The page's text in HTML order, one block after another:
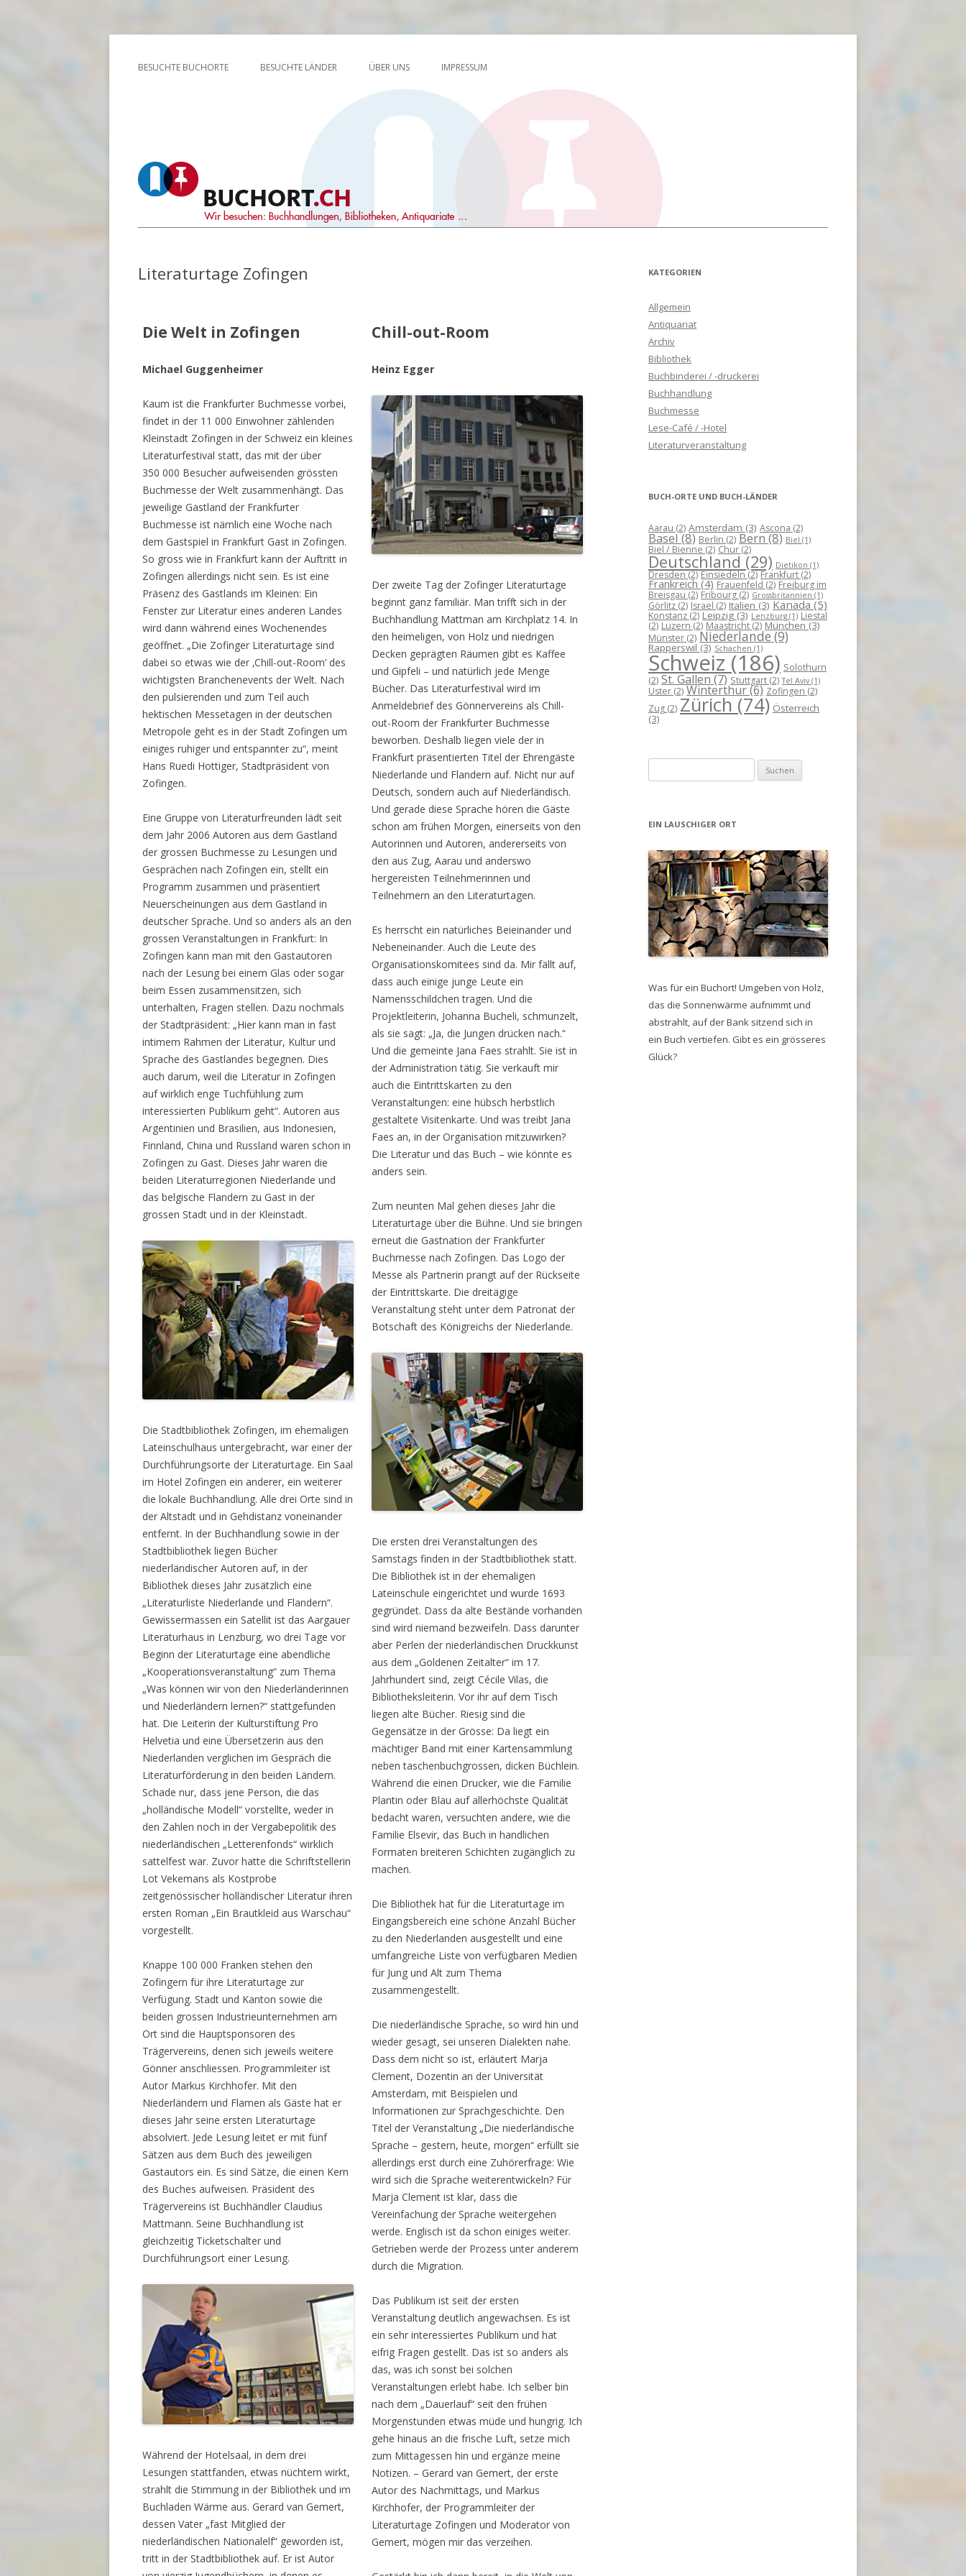
Buchort
Wir besuchen: Buchhandlungen, Bibliotheken, Antiquariate …
BESUCHTE BUCHORTE BESUCHTE LÄNDER ÜBER UNS IMPRESSUM
Literaturtage Zofingen
Die Welt in Zofingen
Michael Guggenheimer
Kaum ist die Frankfurter Buchmesse vorbei,
findet in der 11 000 Einwohner zählenden
Kleinstadt Zofingen in der Schweiz ein kleines
Literaturfestival statt, das mit der über
350 000 Besucher aufweisenden grössten
Buchmesse der Welt zusammenhängt. Das
jeweilige Gastland der Frankfurter
Buchmesse ist nämlich eine Woche nach
dem Gastspiel in Frankfurt Gast in Zofingen.
So gross wie in Frankfurt kann der Auftritt in
Zofingen allerdings nicht sein. Es ist eine
Präsenz des Gastlands im Kleinen: Ein
Fenster zur Literatur eines anderen Landes
wird dann während eines Wochenendes
geöffnet. „Die Zofinger Literaturtage sind
dabei so etwas wie der ‚Chill-out-Room’ des
wichtigsten Branchenevents der Welt. Nach
den pulsierenden und zum Teil auch
hektischen Messetagen in der deutschen
Metropole geht es in der Stadt Zofingen um
einiges ruhiger und entspannter zu“, meint
Hans Ruedi Hottiger, Stadtpräsident von
Zofingen.
Eine Gruppe von Literaturfreunden lädt seit
dem Jahr 2006 Autoren aus dem Gastland
der grossen Buchmesse zu Lesungen und
Gesprächen nach Zofingen ein, stellt ein
Programm zusammen und präsentiert
Neuerscheinungen aus dem Gastland in
deutscher Sprache. Und so anders als an den
grossen Veranstaltungen in Frankfurt: In
Zofingen kann man mit den Gastautoren
nach der Lesung bei einem Glas oder sogar
beim Essen zusammensitzen, sich
unterhalten, Fragen stellen. Dazu nochmals
der Stadtpräsident: „Hier kann man in fast
intimem Rahmen der Literatur, Kultur und
Sprache des Gastlandes begegnen. Dies
auch darum, weil die Literatur in Zofingen
auf wirklich enge Tuchfühlung zum
interessierten Publikum geht“. Autoren aus
Argentinien und Brasilien, aus Indonesien,
Finnland, China und Russland waren schon in
Zofingen zu Gast. Dieses Jahr waren die
beiden Literaturregionen Niederlande und
das belgische Flandern zu Gast in der
grossen Stadt und in der Kleinstadt.
Die Stadtbibliothek Zofingen, im ehemaligen
Lateinschulhaus untergebracht, war einer der
Durchführungsorte der Literaturtage. Ein Saal
im Hotel Zofingen ein anderer, ein weiterer
die lokale Buchhandlung. Alle drei Orte sind in
der Altstadt und in Gehdistanz voneinander
entfernt. In der Buchhandlung sowie in der
Stadtbibliothek liegen Bücher
niederländischer Autoren auf, in der
Bibliothek dieses Jahr zusätzlich eine
„Literaturliste Niederlande und Flandern“.
Gewissermassen ein Satellit ist das Aargauer
Literaturhaus in Lenzburg, wo drei Tage vor
Beginn der Literaturtage eine abendliche
„Kooperationsveranstaltung“ zum Thema
„Was können wir von den Niederländerinnen
und Niederländern lernen?“ stattgefunden
hat. Die Leiterin der Kulturstiftung Pro
Helvetia und eine Übersetzerin aus den
Niederlanden verglichen im Gespräch die
Literaturförderung in den beiden Ländern.
Schade nur, dass jene Person, die das
„holländische Modell“ vorstellte, weder in
den Zahlen noch in der Vergabepolitik des
niederländischen „Letterenfonds“ wirklich
sattelfest war. Zuvor hatte die Schriftstellerin
Lot Vekemans als Kostprobe
zeitgenössischer holländischer Literatur ihren
ersten Roman „Ein Brautkleid aus Warschau“
vorgestellt.
Knappe 100 000 Franken stehen den
Zofingern für ihre Literaturtage zur
Verfügung. Stadt und Kanton sowie die
beiden grossen Industrieunternehmen am
Ort sind die Hauptsponsoren des
Trägervereins, denen sich jeweils weitere
Gönner anschliessen. Programmleiter ist
Autor Markus Kirchhofer. Mit den
Niederländern und Flamen als Gäste hat er
dieses Jahr seine ersten Literaturtage
absolviert. Jede Lesung leitet er mit fünf
Sätzen aus dem Buch des jeweiligen
Gastautors ein. Es sind Sätze, die einen Kern
des Buches aufweisen. Präsident des
Trägervereins ist Buchhändler Claudius
Mattmann. Seine Buchhandlung ist
gleichzeitig Ticketschalter und
Durchführungsort einer Lesung.
Während der Hotelsaal, in dem drei
Lesungen stattfanden, etwas nüchtern wirkt,
strahlt die Stimmung in der Bibliothek und im
Buchladen Wärme aus. Gerard van Gemert,
dessen Vater „fast Mitglied der
niederländischen Nationalelf“ geworden ist,
tritt in der Stadtbibliothek auf. Er ist Autor
Chill-out-Room
Heinz Egger
Der zweite Tag der Zofinger Literaturtage
beginnt ganz familiär. Man trifft sich in der
Buchhandlung Mattman am Kirchplatz 14. In
den heimeligen, von Holz und niedrigen
Decken geprägten Räumen gibt es Kaffee
und Gipfeli – und natürlich jede Menge
Bücher. Das Literaturfestival wird im
Anmeldebrief des Gönnervereins als Chill-
out-Room der Frankfurter Buchmesse
beworben. Deshalb liegen viele der in
Frankfurt präsentierten Titel der Ehrengäste
Niederlande und Flandern auf. Nicht nur auf
Deutsch, sondern auch auf Niederländisch.
Und gerade diese Sprache hören die Gäste
schon am frühen Morgen, einerseits von den
Autorinnen und Autoren, andererseits von
den aus Zug, Aarau und anderswo
hergereisten Teilnehmerinnen und
Teilnehmern an den Literaturtagen.
Es herrscht ein natürliches Beieinander und
Nebeneinander. Auch die Leute des
Organisationskomitees sind da. Mir fällt auf,
dass auch einige junge Leute ein
Namensschildchen tragen. Und die
Projektleiterin, Johanna Bucheli, schmunzelt,
als sie sagt: „Ja, die Jungen drücken nach.“
Und die gemeinte Jana Faes strahlt. Sie ist in
der Administration tätig. Sie verkauft mir
auch die Eintrittskarten zu den
Veranstaltungen: eine hübsch herbstlich
gestaltete Visitenkarte. Und was treibt Jana
Faes an, in der Organisation mitzuwirken?
Die Literatur und das Buch – wie könnte es
anders sein.
Zum neunten Mal gehen dieses Jahr die
Literaturtage über die Bühne. Und sie bringen
erneut die Gastnation der Frankfurter
Buchmesse nach Zofingen. Das Logo der
Messe als Partnerin prangt auf der Rückseite
der Eintrittskarte. Die dreitägige
Veranstaltung steht unter dem Patronat der
Botschaft des Königreichs der Niederlande.
Die ersten drei Veranstaltungen des
Samstags finden in der Stadtbibliothek statt.
Die Bibliothek ist in der ehemaligen
Lateinschule eingerichtet und wurde 1693
gegründet. Dass da alte Bestände vorhanden
sind wird niemand bezweifeln. Dass darunter
aber Perlen der niederländischen Druckkunst
aus dem „Goldenen Zeitalter“ im 17.
Jahrhundert sind, zeigt Cécile Vilas, die
Bibliotheksleiterin. Vor ihr auf dem Tisch
liegen alte Bücher. Riesig sind die
Gegensätze in der Grösse: Da liegt ein
mächtiger Band mit einer Kartensammlung
neben taschenbuchgrossen, dicken Büchlein.
Während die einen Drucker, wie die Familie
Plantin oder Blau auf allerhöchste Qualität
bedacht waren, versuchten andere, wie die
Familie Elsevir, das Buch in handlichen
Formaten breiteren Schichten zugänglich zu
machen.
Die Bibliothek hat für die Literaturtage im
Eingangsbereich eine schöne Anzahl Bücher
zu den Niederlanden ausgestellt und eine
umfangreiche Liste von verfügbaren Medien
für Jung und Alt zum Thema
zusammengestellt.
Die niederländische Sprache, so wird hin und
wieder gesagt, sei unseren Dialekten nahe.
Dass dem nicht so ist, erläutert Marja
Clement, Dozentin an der Universität
Amsterdam, mit Beispielen und
Informationen zur Sprachgeschichte. Den
Titel der Veranstaltung „Die niederländische
Sprache – gestern, heute, morgen“ erfüllt sie
allerdings erst durch eine Zuhörerfrage: Wie
wird sich die Sprache weiterentwickeln? Für
Marja Clement ist klar, dass die
Vereinfachung der Sprache weitergehen
werde. Englisch ist da schon einiges weiter.
Getrieben werde der Prozess unter anderem
durch die Migration.
Das Publikum ist seit der ersten
Veranstaltung deutlich angewachsen. Es ist
ein sehr interessiertes Publikum und hat
eifrig Fragen gestellt. Das ist so anders als
das, was ich sonst bei solchen
Veranstaltungen erlebt habe. Ich selber bin
nach dem „Dauerlauf“ seit den frühen
Morgenstunden etwas müde und hungrig. Ich
gehe hinaus an die frische Luft, setze mich
zum Mittagessen hin und ergänze meine
Notizen. – Gerard van Gemert, der erste
Autor des Nachmittags, und Markus
Kirchhofer, der Programmleiter der
Literaturtage Zofingen und Moderator von
Gemert, mögen mir das verzeihen.
KATEGORIEN
Allgemein
Antiquariat
Archiv
Bibliothek
Buchbinderei / -druckerei
Buchhandlung
Buchmesse
Lese-Café / -Hotel
Literaturveranstaltung
BUCH-ORTE UND BUCH-LÄNDER
Aarau (2) Amsterdam (3) Ascona (2)
Basel(8) Berlin (2) Bern(8) Biel (1)
Biel / Bienne (2) Chur (2)
Deutschland (29) Dietikon (1)
Dresden(2) Einsiedeln(2) Frankfurt (2)
Frankreich (4) Frauenfeld (2) Freiburg im
Breisgau (2) Fribourg (2) Grossbritannien (1)
Görlitz (2) Israel (2) Italien (3) Kanada (5)
Konstanz (2) Leipzig (3) Lenzburg (1) Liestal
(2) Luzern (2) Maastricht (2) München (3)
Münster (2) Niederlande (9)
Rapperswil (3) Schachen (1)
Schweiz (186) Solothurn
(2) St. Gallen (7) Stuttgart (2) Tel Aviv (1)
Uster (2) Winterthur(6) Zofingen (2)
Zug (2) Zürich (74) Österreich
(3)
nach:
EIN LAUSCHIGER ORT
Was für ein Buchort! Umgeben von Holz,
das die Sonnenwärme aufnimmt und
abstrahlt, auf der Bank sitzend sich in
ein Buch vertiefen. Gibt es ein grösseres
Glück?